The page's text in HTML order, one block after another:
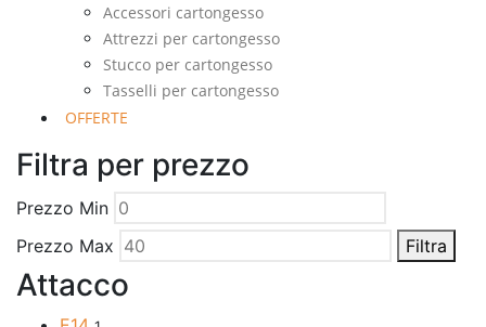
Accessori cartongesso
Attrezzi per cartongesso
Stucco per cartongesso
Tasselli per cartongesso
OFFERTE
Filtra per prezzo
Prezzo Min
Prezzo Max
Filtra
Attacco